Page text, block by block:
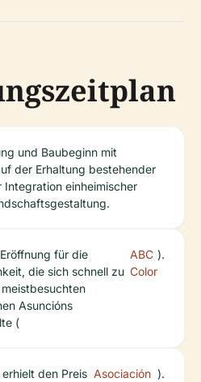
und Baubeginn mit
der Erhaltung bestehender
Integration einheimischer
für die
die sich schnell zu
Asuncións
(
ABC
Color
).
den Preis Asociación ).